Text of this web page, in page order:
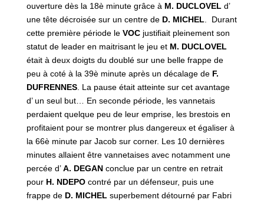
ouverture dès la 18è minute grâce à M. DUCLOVEL d’
une tête décroisée sur un centre de D. MICHEL . Durant
cette première période le VOCjustifiait pleinement son
statut de leader en maitrisant le jeu et M. DUCLOVEL
était à deux doigts du doublé sur une belle frappe de
peu à coté à la 39è minute après un décalage de F.
DUFRENNES. La pause était atteinte sur cet avantage
d’ un seul but… En seconde période, les vannetais
perdaient quelque peu de leur emprise, les brestois en
profitaient pour se montrer plus dangereux et égaliser à
la 66è minute par Jacob sur corner. Les 10 dernières
minutes allaient être vannetaises avec notamment une
percée d’A. DEGANconclue par un centre en retrait
pour H. NDEPOcontré par un défenseur, puis une
frappe de D. MICHEL superbement détourné par Fabri